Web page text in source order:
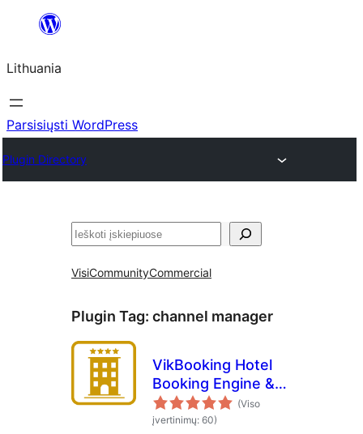
turinio
Lithuania
Parsisiųsti WordPress
Plugin Directory
Paieška
VisiCommunityCommercial
Plugin Tag: channel manager
VikBooking Hotel
Booking Engine &
PMS
(Viso
įvertinimų: 60)